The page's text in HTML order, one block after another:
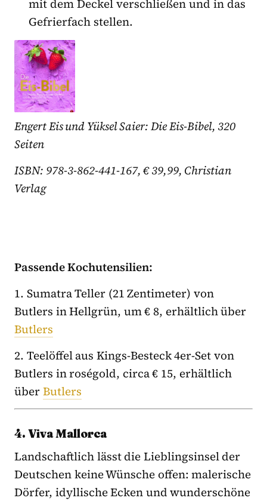
mit dem Deckel verschließen und in das
Gefrierfach stellen.
Engert Eis und Yüksel Saier: Die Eis-Bibel, 320
Seiten
ISBN: 978-3-862-441-167, € 39,99, Christian
Verlag
Passende Kochutensilien:
1. Sumatra Teller (21 Zentimeter) von
Butlers in Hellgrün, um € 8, erhältlich über
Butlers
2. Teelöffel aus Kings-Besteck 4er-Set von
Butlers in roségold, circa € 15, erhältlich
überButlers
4. Viva Mallorca
Landschaftlich lässt die Lieblingsinsel der
Deutschen keine Wünsche offen: malerische
Dörfer, idyllische Ecken und wunderschöne